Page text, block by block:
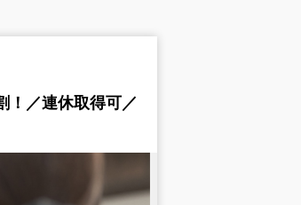
！／連休取得可／